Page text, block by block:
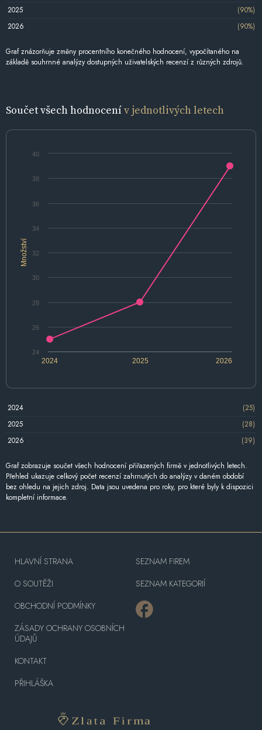
2025
(90%)
2026
(90%)
Graf znázorňuje změny procentního konečného hodnocení, vypočítaného na
základě souhrnné analýzy dostupných uživatelských recenzí z různých zdrojů.
Součet všech hodnocenív jednotlivých letech
Množství
2024 2026
2025
24
26
28
30
32
34
36
38
40
2024
(25)
2025
(28)
2026
(39)
Graf zobrazuje součet všech hodnocení přiřazených firmě v jednotlivých letech.
Přehled ukazuje celkový počet recenzí zahrnutých do analýzy v daném období
bez ohledu na jejich zdroj. Data jsou uvedena pro roky, pro které byly k dispozici
kompletní informace.
HLAVNÍ STRANA
O SOUTĚŽI
OBCHODNÍ PODMÍNKY
ZÁSADY OCHRANY OSOBNÍCH
ÚDAJŮ
KONTAKT
PŘIHLÁŠKA
SEZNAM FIREM
SEZNAM KATEGORIÍ